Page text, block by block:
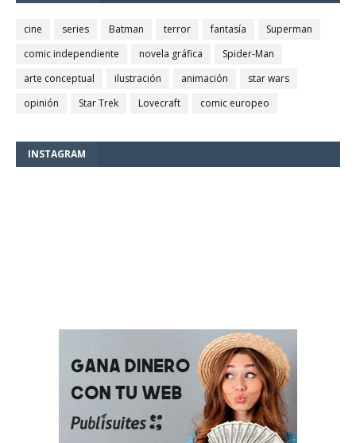
cine series Batman terror fantasía
Superman
comic independiente
novela gráfica
Spider-Man
arte conceptual
ilustración animación
star wars
opinión
Star Trek Lovecraft comic europeo
INSTAGRAM